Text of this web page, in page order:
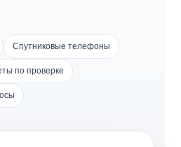
Спутниковые телефоны
по проверке